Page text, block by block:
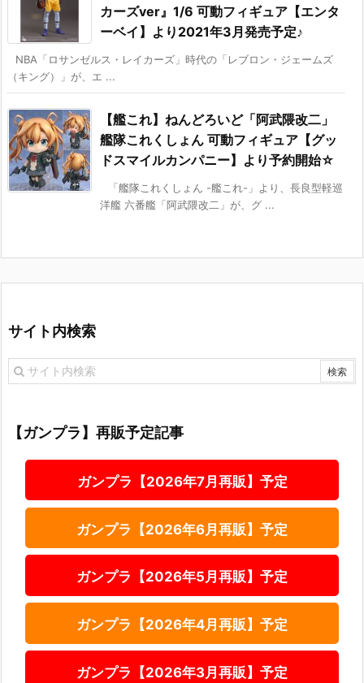
カーズver』1/6 可動フィギュア【エンタ
ーベイ】より2021年3月発売予定♪
NBA「ロサンゼルス・レイカーズ」時代の「レブロン・ジェームズ
（キング）」が、エ ...
【艦これ】ねんどろいど「阿武隈改二」
艦隊これくしょん 可動フィギュア【グッ
ドスマイルカンパニー】より予約開始☆
「艦隊これくしょん -艦これ-」より、長良型軽巡
洋艦 六番艦「阿武隈改二」が、グ ...
サイト内検索
【ガンプラ】再販予定記事
ガンプラ【2026年7月再販】予定
ガンプラ【2026年6月再販】予定
ガンプラ【2026年5月再販】予定
ガンプラ【2026年4月再販】予定
ガンプラ【2026年3月再販】予定